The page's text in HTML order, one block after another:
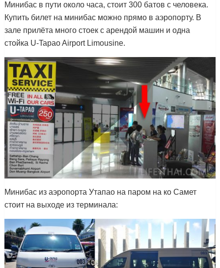
Минибас в пути около часа, стоит 300 батов с человека.
Купить билет на минибас можно прямо в аэропорту. В
зале прилёта много стоек с арендой машин и одна
стойка U-Tapao Airport Limousine.
Минибас из аэропорта Утапао на паром на ко Самет
стоит на выходе из терминала: